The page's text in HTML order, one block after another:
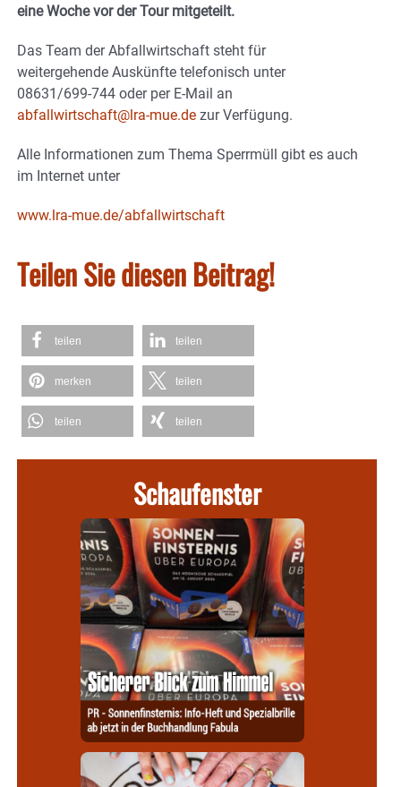
eine Woche vor der Tour mitgeteilt.
Das Team der Abfallwirtschaft steht für
weitergehende Auskünfte telefonisch unter
08631/699-744 oder per E-Mail an
abfallwirtschaft@lra-mue.de zur Verfügung.
Alle Informationen zum Thema Sperrmüll gibt es auch
im Internet unter
www.lra-mue.de/abfallwirtschaft
Teilen Sie diesen Beitrag!
teilen teilen
merken teilen
teilen teilen
Schaufenster